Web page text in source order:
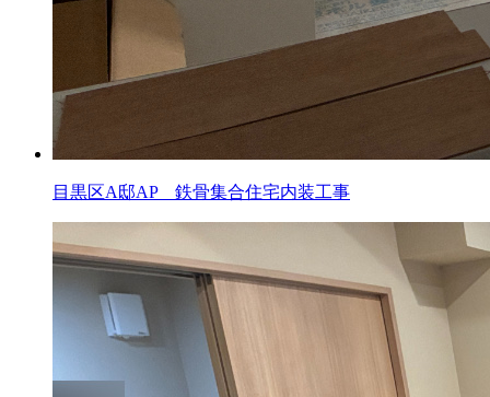
目黒区A邸AP 鉄骨集合住宅内装工事